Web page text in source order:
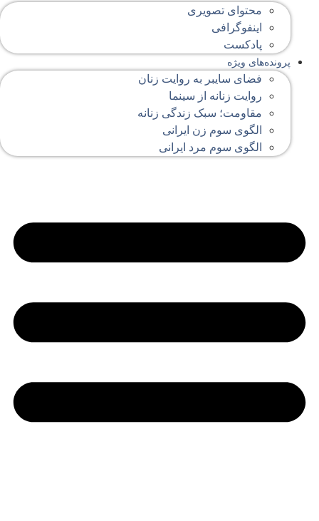
محتوای تصویری
اینفوگرافی
پادکست
پرونده‌های ویژه
فضای سایبر به روایت زنان
روایت زنانه از سینما
مقاومت؛ سبک زندگی زنانه
الگوی سوم زن ایرانی
الگوی سوم مرد ایرانی